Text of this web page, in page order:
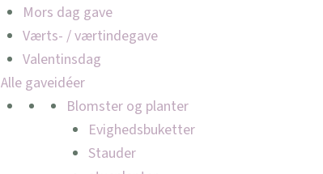
Mors dag gave
Værts- / værtindegave
Valentinsdag
Alle gaveidéer
Blomster og planter
Evighedsbuketter
Stauder